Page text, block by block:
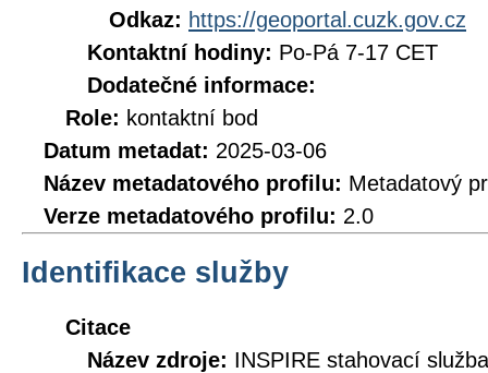
Odkaz: https://geoportal.cuzk.gov.cz
Kontaktní hodiny: Po-Pá 7-17 CET
Dodatečné informace:
Role: kontaktní bod
Datum metadat: 2025-03-06
Název metadatového profilu: Metadatový
Verze metadatového profilu: 2.0
Identifikace služby
Citace
Název zdroje: INSPIRE stahovací